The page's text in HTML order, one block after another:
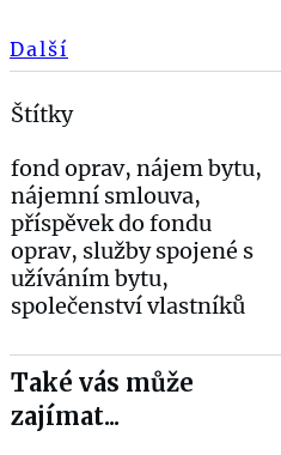
Další
Štítky
fond oprav, nájem bytu,
nájemní smlouva,
příspěvek do fondu
oprav, služby spojené s
užíváním bytu,
společenství vlastníků
Také vás může
zajímat...